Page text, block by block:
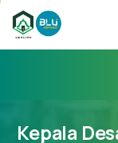
Kepala